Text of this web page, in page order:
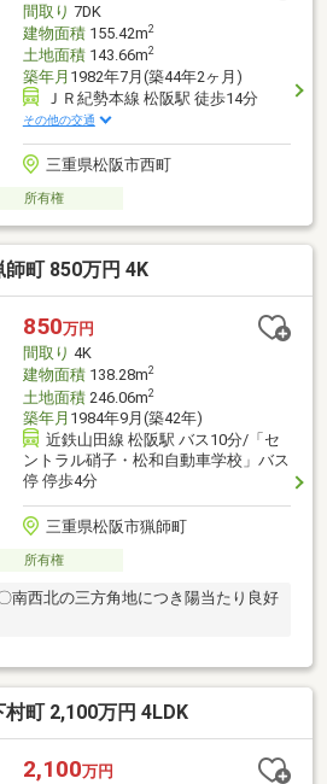
間取り 7DK
建物面積155.42m2
土地面積143.66m2
築年月 1982年7月(築44年2ヶ月)
ＪＲ紀勢本線 松阪駅 徒歩14分
その他の交通
三重県松阪市西町
所有権
町 850万円 4K
850万円
間取り 4K
建物面積138.28m2
土地面積246.06m2
築年月 1984年9月(築42年)
近鉄山田線 松阪駅 バス10分/「セ
ントラル硝子・松和自動車学校」バス
停 停歩4分
三重県松阪市猟師町
所有権
南西北の三方角地につき陽当たり良好
町 2,100万円 4LDK
2,100万円